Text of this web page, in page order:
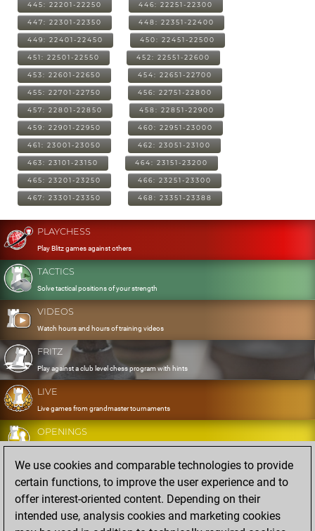
445: 22201-22250 446: 22251-22300
447: 22301-22350 448: 22351-22400
449: 22401-22450 450: 22451-22500
451: 22501-22550 452: 22551-22600
453: 22601-22650 454: 22651-22700
455: 22701-22750 456: 22751-22800
457: 22801-22850 458: 22851-22900
459: 22901-22950 460: 22951-23000
461: 23001-23050 462: 23051-23100
463: 23101-23150 464: 23151-23200
465: 23201-23250 466: 23251-23300
467: 23301-23350 468: 23351-23388
PLAYCHESS
Play Blitz games against others
TACTICS
Solve tactical positions of your strength
VIDEOS
Watch hours and hours of training videos
FRITZ
Play against a club level chess program with hints
LIVE
Live games from grandmaster tournaments
OPENINGS
Develop and exercise your openings
DATABASE
Eight million strong games
MYGAMES
Store and analyse your own games in the cloud
We use cookies and comparable technologies to provide
certain functions, to improve the user experience and to
offer interest-oriented content. Depending on their
intended use, analysis cookies and marketing cookies